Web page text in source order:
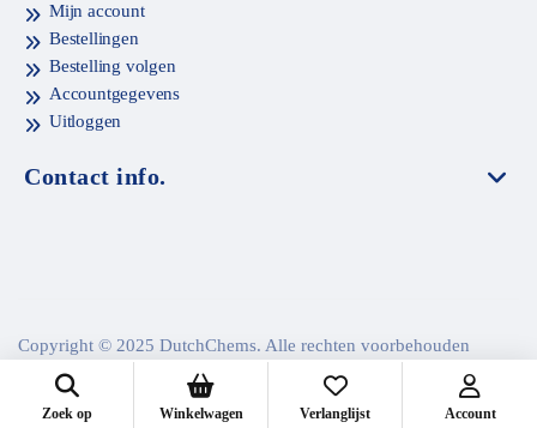
Mijn account
Bestellingen
Bestelling volgen
Accountgegevens
Uitloggen
Contact info.
Zoek op Winkelwagen Verlanglijst Account
Copyright © 2025 DutchChems. Alle rechten voorbehouden